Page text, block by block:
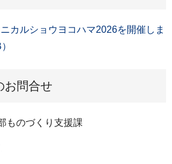
ニカルショウヨコハマ2026を開催しま
お問合せ
ものづくり支援課